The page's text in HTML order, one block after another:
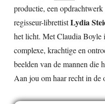
productie, een
regisseur-librettistLydia
het licht. Met Claudia Boyle
complexe, krachtige en
beelden van de mannen die
Aan jou om haar recht in de